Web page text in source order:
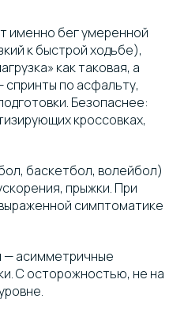
именно бег умеренной
к быстрой ходьбе),
как таковая, а
спринты по асфальту,
Безопаснее:
кроссовках,
баскетбол, волейбол)
прыжки. При
симптоматике
— асимметричные
С осторожностью, не на